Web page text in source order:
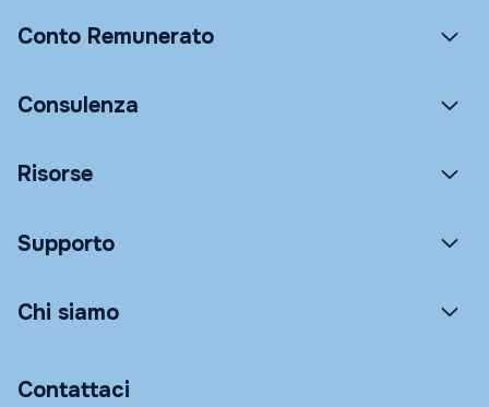
Conto Remunerato
Consulenza
Risorse
Supporto
Chi siamo
Contattaci